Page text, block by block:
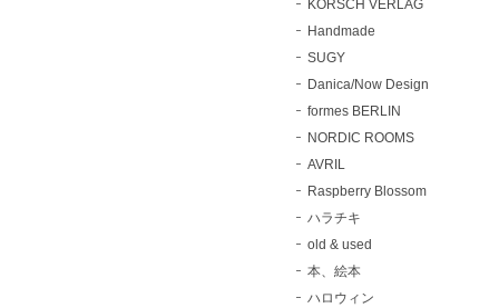
KORSCH VERLAG
Handmade
SUGY
Danica/Now Design
formes BERLIN
NORDIC ROOMS
AVRIL
Raspberry Blossom
ハラチキ
old & used
本、絵本
ハロウィン